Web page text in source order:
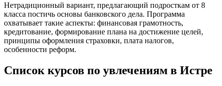
Нетрадиционный вариант, предлагающий подросткам от 8
класса постичь основы банковского дела. Программа
охватывает такие аспекты: финансовая грамотность,
кредитование, формирование плана на достижение целей,
принципы оформления страховки, плата налогов,
особенности реформ.
Список курсов по увлечениям в Истре